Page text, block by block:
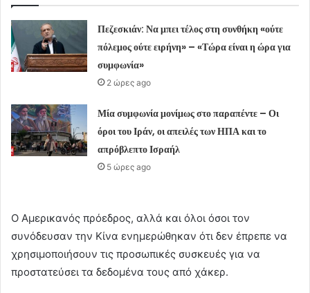
Πεζεσκιάν: Να μπει τέλος στη συνθήκη «ούτε
πόλεμος ούτε ειρήνη» – «Τώρα είναι η ώρα για
συμφωνία»
2 ώρες ago
Μία συμφωνία μονίμως στο παραπέντε – Οι
όροι του Ιράν, οι απειλές των ΗΠΑ και το
απρόβλεπτο Ισραήλ
5 ώρες ago
Ο Αμερικανός πρόεδρος, αλλά και όλοι όσοι τον
συνόδευσαν την Κίνα ενημερώθηκαν ότι δεν έπρεπε να
χρησιμοποιήσουν τις προσωπικές συσκευές για να
προστατεύσει τα δεδομένα τους από χάκερ.